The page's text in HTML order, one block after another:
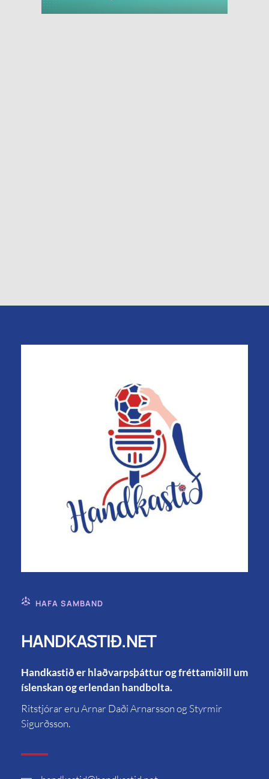
HAFA SAMBAND
HANDKASTIÐ.NET
Handkastið er hlaðvarpsþáttur og fréttamiðill um
íslenskan og erlendan handbolta.
Ritstjórar eru Arnar Daði Arnarsson og Styrmir
Sigurðsson.